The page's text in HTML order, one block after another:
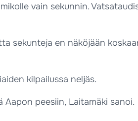
vain sekunnin.
sekunteja en näköjään
kilpailussa neljäs.
peesiin, Laitamäki sanoi.